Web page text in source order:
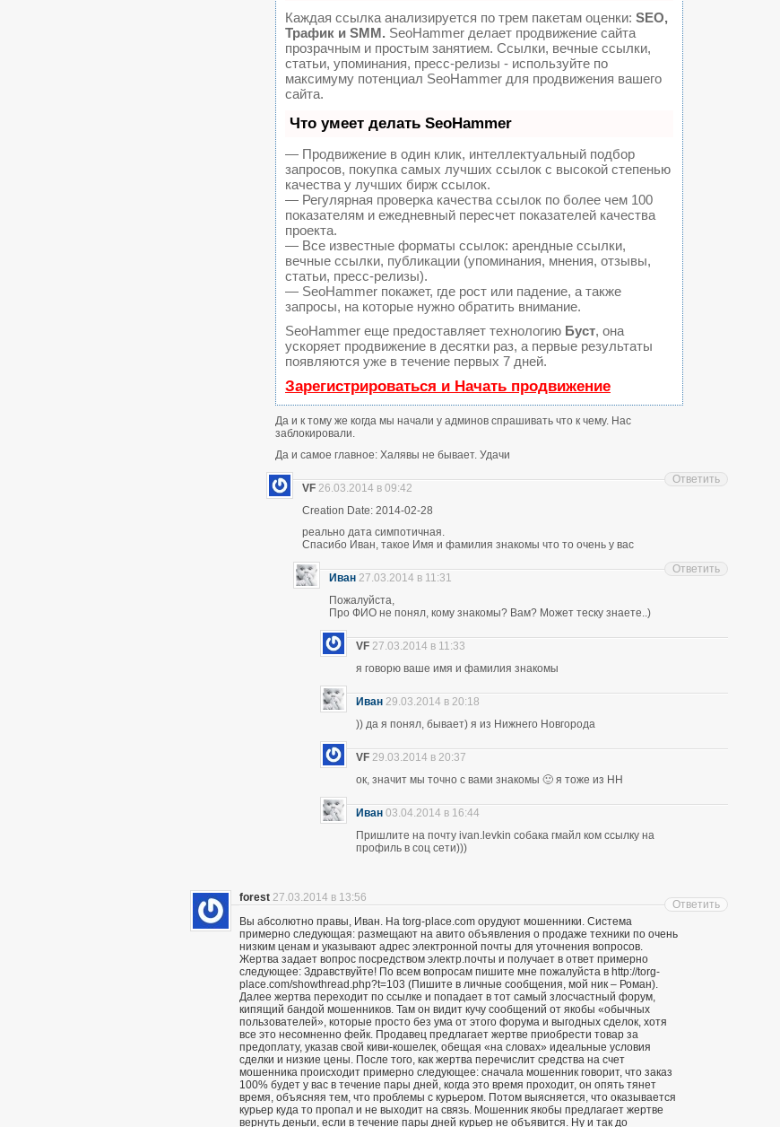
Каждая ссылка анализируется по трем пакетам оценки: SEO,
Трафик и SMM. SeoHammer делает продвижение сайта
прозрачным и простым занятием. Ссылки, вечные ссылки,
статьи, упоминания, пресс-релизы - используйте по
максимуму потенциал SeoHammer для продвижения вашего
сайта.
Что умеет делать SeoHammer
— Продвижение в один клик, интеллектуальный подбор
запросов, покупка самых лучших ссылок с высокой степенью
качества у лучших бирж ссылок.
— Регулярная проверка качества ссылок по более чем 100
показателям и ежедневный пересчет показателей качества
проекта.
— Все известные форматы ссылок: арендные ссылки,
вечные ссылки, публикации (упоминания, мнения, отзывы,
статьи, пресс-релизы).
— SeoHammer покажет, где рост или падение, а также
запросы, на которые нужно обратить внимание.
SeoHammer еще предоставляет технологию Буст, она
ускоряет продвижение в десятки раз, а первые результаты
появляются уже в течение первых 7 дней.
Зарегистрироваться и Начать продвижение
Да и к тому же когда мы начали у админов спрашивать что к чему. Нас
заблокировали.
Да и самое главное: Халявы не бывает. Удачи
VF 26.03.2014 в 09:42
Creation Date: 2014-02-28
реально дата симпотичная.
Спасибо Иван, такое Имя и фамилия знакомы что то очень у вас
Ответить
Иван 27.03.2014 в 11:31
Пожалуйста,
Про ФИО не понял, кому знакомы? Вам? Может теску знаете..)
Ответить
VF 27.03.2014 в 11:33
я говорю ваше имя и фамилия знакомы
Иван 29.03.2014 в 20:18
)) да я понял, бывает) я из Нижнего Новгорода
VF 29.03.2014 в 20:37
ок, значит мы точно с вами знакомы 🙂 я тоже из НН
Иван 03.04.2014 в 16:44
Пришлите на почту ivan.levkin собака гмайл ком ссылку на
профиль в соц сети)))
forest 27.03.2014 в 13:56
Вы абсолютно правы, Иван. На torg-place.com орудуют мошенники. Система
примерно следующая: размещают на авито объявления о продаже техники по очень
низким ценам и указывают адрес электронной почты для уточнения вопросов.
Жертва задает вопрос посредством электр.почты и получает в ответ примерно
следующее: Здравствуйте! По всем вопросам пишите мне пожалуйста в http://torg-
place.com/showthread.php?t=103 (Пишите в личные сообщения, мой ник – Роман).
Далее жертва переходит по ссылке и попадает в тот самый злосчастный форум,
кипящий бандой мошенников. Там он видит кучу сообщений от якобы «обычных
пользователей», которые просто без ума от этого форума и выгодных сделок, хотя
все это несомненно фейк. Продавец предлагает жертве приобрести товар за
предоплату, указав свой киви-кошелек, обещая «на словах» идеальные условия
сделки и низкие цены. После того, как жертва перечислит средства на счет
мошенника происходит примерно следующее: сначала мошенник говорит, что заказ
100% будет у вас в течение пары дней, когда это время проходит, он опять тянет
время, объясняя тем, что проблемы с курьером. Потом выясняется, что оказывается
курьер куда то пропал и не выходит на связь. Мошенник якобы предлагает жертве
вернуть деньги, если в течение пары дней курьер не объявится. Ну и так до
Ответить